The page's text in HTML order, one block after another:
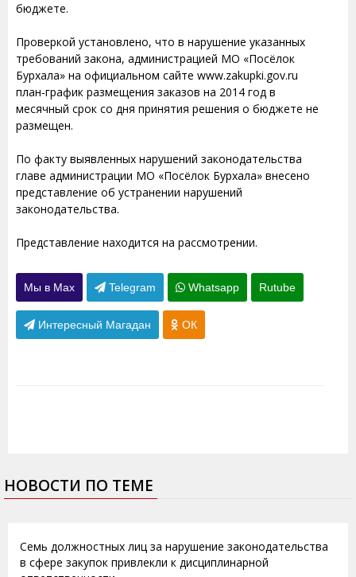
бюджете.
Проверкой установлено, что в нарушение указанных
требований закона, администрацией МО «Посёлок
Бурхала» на официальном сайте www.zakupki.gov.ru
план-график размещения заказов на 2014 год в
месячный срок со дня принятия решения о бюджете не
размещен.
По факту выявленных нарушений законодательства
главе администрации МО «Посёлок Бурхала» внесено
представление об устранении нарушений
законодательства.
Представление находится на рассмотрении.
Мы в Max Telegram Whatsapp Rutube
Интересный Магадан ОК
НОВОСТИ ПО ТЕМЕ
Семь должностных лиц за нарушение законодательства
в сфере закупок привлекли к дисциплинарной